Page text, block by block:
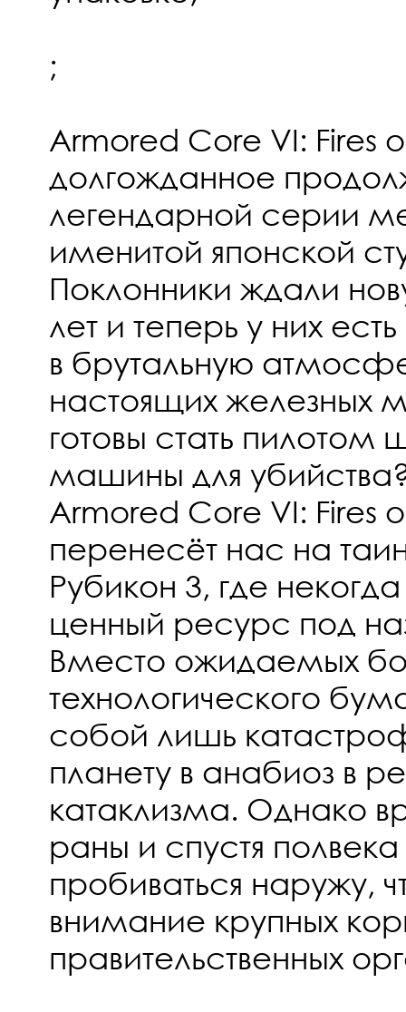
;
Armored Core VI: Fires
долгожданное
легендарной серии
именитой японской
Поклонники ждали
лет и теперь у них
в брутальную
настоящих железных
готовы стать
машины для
Armored Core VI: Fires
перенесёт нас на
Рубикон 3, где
ценный ресурс под
Вместо ожидаемых
технологического
собой лишь
планету в анабиоз в
катаклизма. Однако
раны и спустя
пробиваться наружу,
внимание крупных
правительственных